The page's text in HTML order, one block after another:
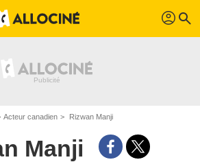
profil search
Acteur canadien Rizwan Manji
Manji